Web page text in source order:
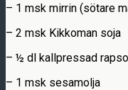
– 1 msk mirrin (sötare
– 2 msk Kikkoman soja
– ½ dl kallpressad
– 1 msk sesamolja